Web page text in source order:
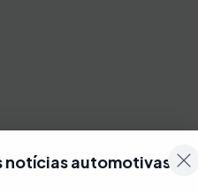
notícias automotivas